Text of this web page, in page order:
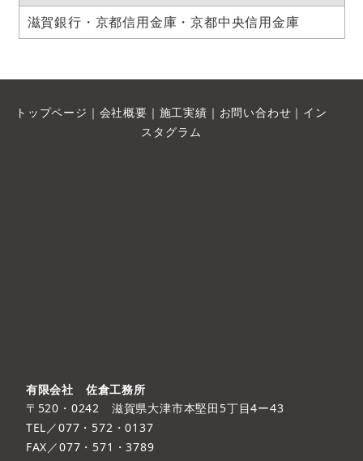
滋賀銀行・京都信用金庫・京都中央信用金庫
トップページ ｜ 会社概要 ｜ 施工実績 ｜ お問い合わせ ｜ イン
スタグラム
有限会社 佐倉工務所
〒520・0242 滋賀県大津市本堅田5丁目4ー43
TEL／077・572・0137
FAX／077・571・3789